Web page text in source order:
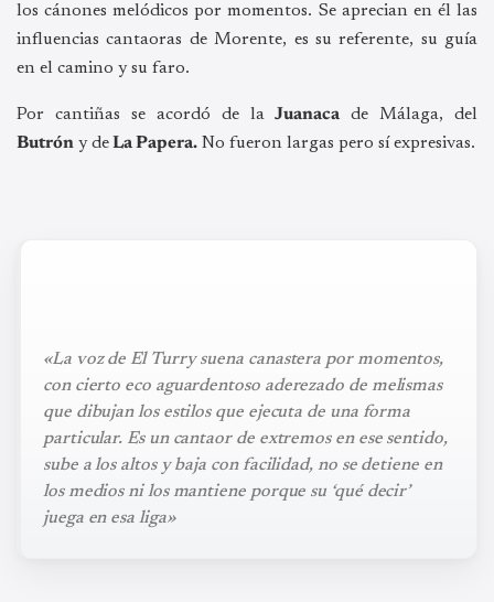
los cánones melódicos por momentos. Se aprecian en él las
influencias cantaoras de Morente, es su referente, su guía
en el camino y su faro.
Por cantiñas se acordó de la Juanaca de Málaga, del
Butrón y deLa Papera. No fueron largas pero sí expresivas.
«La voz de El Turry suena canastera por momentos,
con cierto eco aguardentoso aderezado de melismas
que dibujan los estilos que ejecuta de una forma
particular. Es un cantaor de extremos en ese sentido,
sube a los altos y baja con facilidad, no se detiene en
los medios ni los mantiene porque su ‘qué decir’
juega en esa liga»